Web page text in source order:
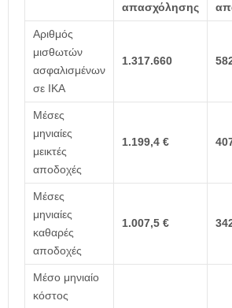
απασχόλησης
Αριθμός
μισθωτών
ασφαλισμένων
σε ΙΚΑ
1.317.660
Μέσες
μηνιαίες
μεικτές
αποδοχές
1.199,4 €
Μέσες
μηνιαίες
καθαρές
αποδοχές
1.007,5 €
Μέσο μηνιαίο
κόστος